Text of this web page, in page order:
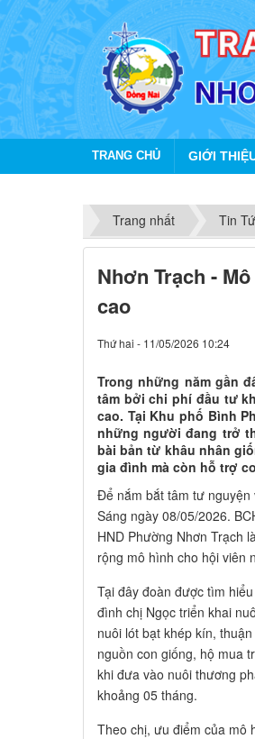
TRANG CHỦ GIỚI
Trang nhất Tin
Nhơn Trạch -
cao
Thứ hai - 11/05/2026 10:24
Trong những năm gần
tâm bởi chi phí đầu tư
cao. Tại Khu phố Bình
những người đang trở
bài bản từ khâu nhân
gia đình mà còn hỗ trợ
Để nắm bắt tâm tư nguyện
Sáng ngày 08/05/2026.
HND Phường Nhơn Trạch
rộng mô hình cho hội viên
Tại đây đoàn được tìm
đình chị Ngọc triển khai
nuôi lót bạt khép kín,
nguồn con giống, hộ mua
khi đưa vào nuôi thương
khoảng 05 tháng.
Theo chị, ưu điểm của mô